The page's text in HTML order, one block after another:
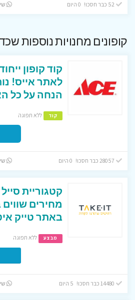
קופונים מחנויות נוספות
קוד קופון
הנחה על כל
קוד ללא תפוגה
קטגוריית
מחירים
באתר טייק
מבצע ללא תפוגה